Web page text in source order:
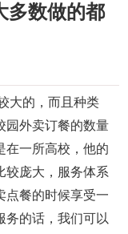
多数做的都
大的，而且种类
园外卖订餐的数量
在一所高校，他的
较庞大，服务体系
点餐的时候享受一
务的话，我们可以